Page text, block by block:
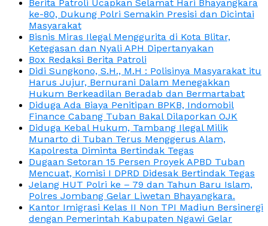
Berita Patroli Ucapkan Selamat Hari Bhayangkara
ke-80, Dukung Polri Semakin Presisi dan Dicintai
Masyarakat
Bisnis Miras Ilegal Menggurita di Kota Blitar,
Ketegasan dan Nyali APH Dipertanyakan
Box Redaksi Berita Patroli
Didi Sungkono, S.H., M.H : Polisinya Masyarakat itu
Harus Jujur, Bernurani Dalam Menegakkan
Hukum Berkeadilan Beradab dan Bermartabat
Diduga Ada Biaya Penitipan BPKB, Indomobil
Finance Cabang Tuban Bakal Dilaporkan OJK
Diduga Kebal Hukum, Tambang Ilegal Milik
Munarto di Tuban Terus Menggerus Alam,
Kapolresta Diminta Bertindak Tegas
Dugaan Setoran 15 Persen Proyek APBD Tuban
Mencuat, Komisi I DPRD Didesak Bertindak Tegas
Jelang HUT Polri ke – 79 dan Tahun Baru Islam,
Polres Jombang Gelar Liwetan Bhayangkara.
Kantor Imigrasi Kelas II Non TPI Madiun Bersinergi
dengan Pemerintah Kabupaten Ngawi Gelar